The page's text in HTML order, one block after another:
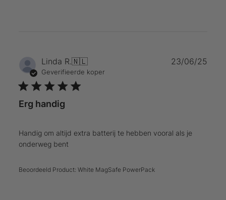
Linda R.🇳🇱
Geverifieerde koper
Erg handig
Handig om altijd extra batterij te hebben vooral als je
onderweg bent
Beoordeeld Product: White MagSafe PowerPack
23/06/25